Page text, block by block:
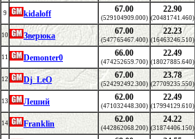
9 kidaloff 67.00
(529104909.000)
22.90
(20481741.460)
10 Зверюка 67.00
(547765467.400)
22.23
(16463246.510)
11 Demonter0 66.00
(474252659.700)
22.49
(18027885.640)
12 Dj_LeO 67.00
(524292492.300)
23.78
(27709235.550)
13 Леший 62.00
(471032448.300)
22.49
(17994129.610)
14 Franklin 62.00
(442862068.200)
24.22
(31874406.150)